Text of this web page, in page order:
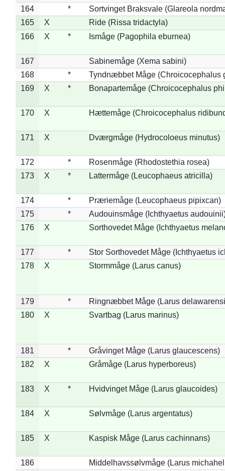
164
*
Sortvinget Braksvale (Glareola
165
X
Ride (Rissa tridactyla)
166
X * Ismåge (Pagophila eburnea)
167
Sabinemåge (Xema sabini)
168
*
Tyndnæbbet Måge (Chroicocephalus
169
X * Bonapartemåge (Chroicocephalus
170 X Hættemåge (Chroicocephalus
171 X Dværgmåge (Hydrocoloeus minutus)
172 *
Rosenmåge (Rhodostethia rosea)
173
X * Lattermåge (Leucophaeus atricilla)
174 *
Præriemåge (Leucophaeus pipixcan)
175
*
Audouinsmåge (Ichthyaetus
176
X Sorthovedet Måge (Ichthyaetus
177 *
Stor Sorthovedet Måge (Ichthyaetus
178
X Stormmåge (Larus canus)
179 *
Ringnæbbet Måge (Larus
180
X Svartbag (Larus marinus)
181 *
Gråvinget Måge (Larus glaucescens)
182
X Gråmåge (Larus hyperboreus)
183 X * Hvidvinget Måge (Larus glaucoides)
184 X Sølvmåge (Larus argentatus)
185 X Kaspisk Måge (Larus cachinnans)
186
Middelhavssølvmåge (Larus